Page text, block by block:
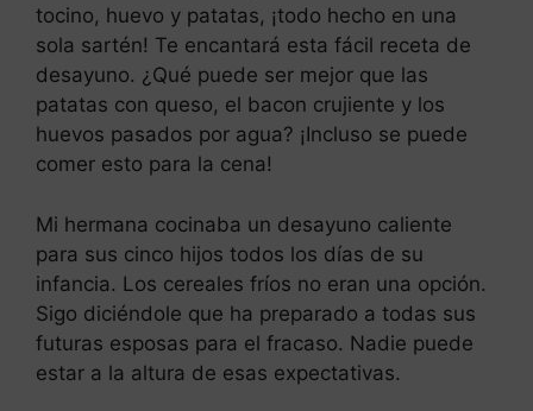
tocino, huevo y patatas, ¡todo hecho en una
sola sartén! Te encantará esta fácil receta de
desayuno. ¿Qué puede ser mejor que las
patatas con queso, el bacon crujiente y los
huevos pasados por agua? ¡Incluso se puede
comer esto para la cena!
Mi hermana cocinaba un desayuno caliente
para sus cinco hijos todos los días de su
infancia. Los cereales fríos no eran una opción.
Sigo diciéndole que ha preparado a todas sus
futuras esposas para el fracaso. Nadie puede
estar a la altura de esas expectativas.